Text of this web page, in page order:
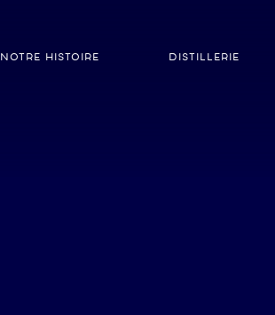
NOTRE HISTOIRE DISTILLERIE